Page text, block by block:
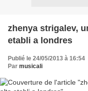
zhenya strigalev,
etabli a londres
Publié le 24/05/2013 à 16:54
Par musicali